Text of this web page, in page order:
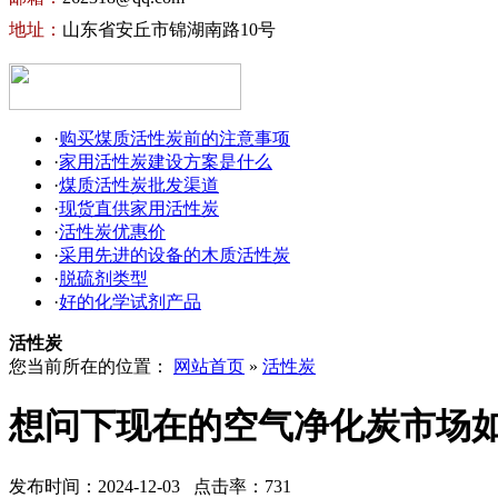
地址： 山东省安丘市锦湖南路10号
·购买煤质活性炭前的注意事项
·家用活性炭建设方案是什么
·煤质活性炭批发渠道
·现货直供家用活性炭
·活性炭优惠价
·采用先进的设备的木质活性炭
·脱硫剂类型
·好的化学试剂产品
活性炭
您当前所在的位置：
网站首页 » 活性炭
想问下现在的空气净化炭市场
发布时间：2024-12-03 点击率：731